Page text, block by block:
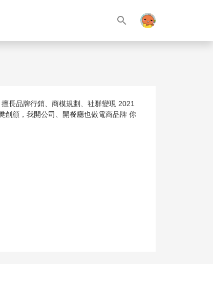
search
長品牌行銷、商模規劃、社群變現 2021
創顧，我開公司、開餐廳也做電商品牌 你